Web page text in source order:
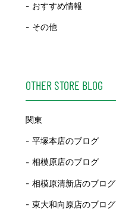
おすすめ情報
その他
OTHER STORE BLOG
関東
平塚本店のブログ
相模原店のブログ
相模原清新店のブログ
東大和向原店のブログ